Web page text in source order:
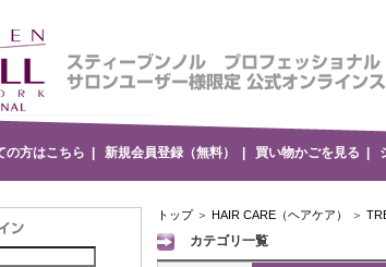
の方はこちら 新規会員登録（無料） 買い物かごを見る
トップ ＞ HAIR CARE（ヘアケア） ＞
カテゴリ一覧